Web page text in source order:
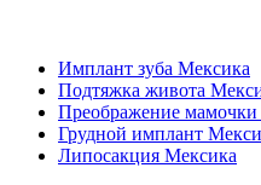
Имплант зуба Мексика
Подтяжка живота
Преображение
Грудной имплант
Липосакция Мексика